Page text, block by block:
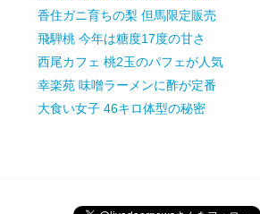
香住ガニ育ちの梨 但馬限定販売
飛騨桃 今年は糖度17度の甘さ
西尾カフェ 桃2玉のパフェが人気
幸楽苑 味噌ラーメンに酢が定番
大食い女子 46キロ体型の秘密